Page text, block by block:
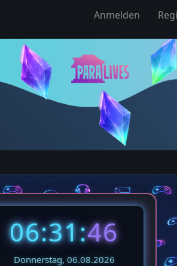
Anmelden
06:31:47
Donnerstag, 06.08.2026